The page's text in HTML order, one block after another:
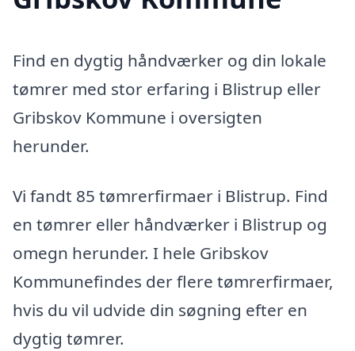
Find en dygtig håndværker og din lokale
tømrer med stor erfaring i Blistrup eller
Gribskov Kommune i oversigten
herunder.
Vi fandt 85 tømrerfirmaer i Blistrup. Find
en tømrer eller håndværker i Blistrup og
omegn herunder. I hele Gribskov
Kommunefindes der flere tømrerfirmaer,
hvis du vil udvide din søgning efter en
dygtig tømrer.